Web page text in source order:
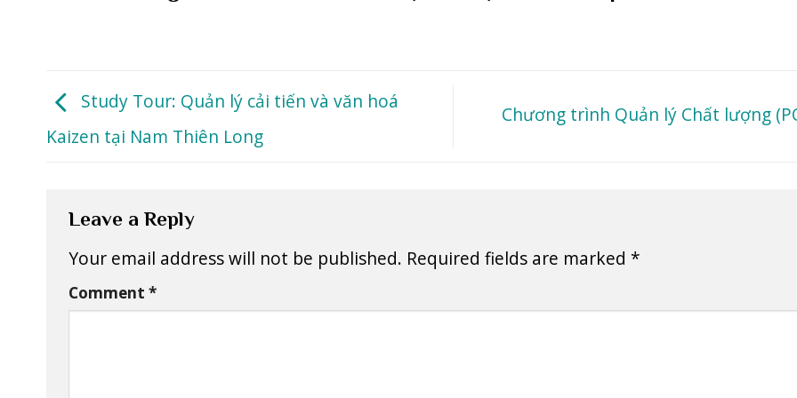
Study Tour: Quản lý cải tiến và văn hoá
Kaizen tại Nam Thiên Long
Chương trình Quản lý Chất lượng
Leave a Reply
Your email address will not be published. Required fields are marked *
Comment *